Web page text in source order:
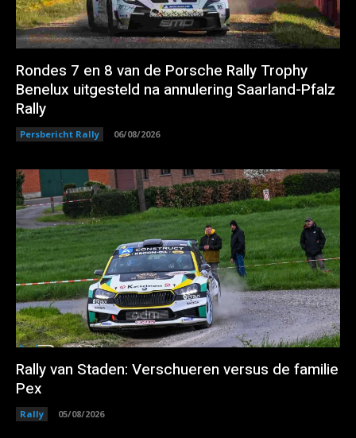
Rondes 7 en 8 van de Porsche Rally Trophy
Benelux uitgesteld na annulering Saarland-Pfalz
Rally
Persbericht Rally 06/08/2026
Rally van Staden: Verschueren versus de familie
Pex
Rally 05/08/2026